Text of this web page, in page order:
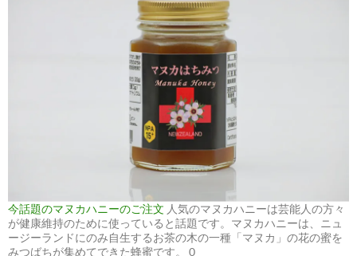
今話題のマヌカハニーのご注文 人気のマヌカハニーは芸能人の方々
が健康維持のために使っていると話題です。マヌカハニーは、ニュ
ージーランドにのみ自生するお茶の木の一種「マヌカ」の花の蜜を
みつばちが集めてできた蜂蜜です。 0